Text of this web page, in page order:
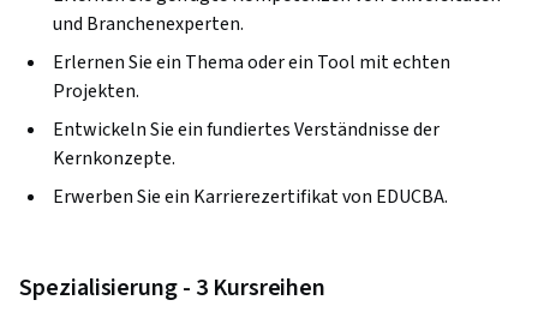
und Branchenexperten.
Erlernen Sie ein Thema oder ein Tool mit echten
Projekten.
Entwickeln Sie ein fundiertes Verständnisse der
Kernkonzepte.
Erwerben Sie ein Karrierezertifikat von EDUCBA.
Spezialisierung - 3 Kursreihen